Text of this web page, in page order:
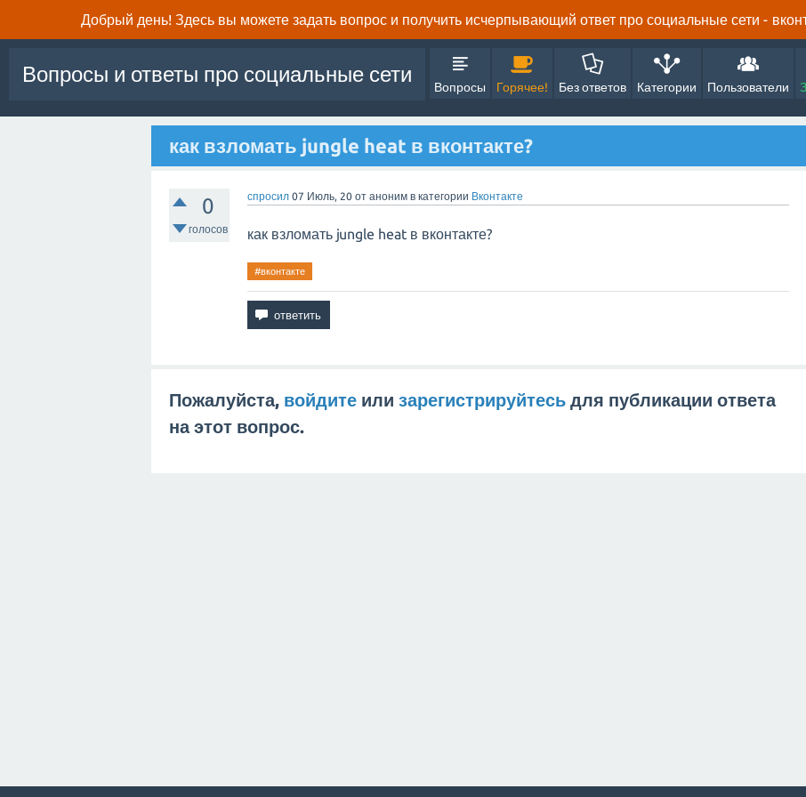
Добрый день! Здесь вы можете задать вопрос и получить исчерпывающий ответ про социальные сети -
Вопросы и ответы про социальные сети
Вопросы Горячее! Без ответов Категории Пользователи
как взломать jungle heat в вконтакте?
0
голосов
спросил 07 Июль, 20 от аноним в категории Вконтакте
как взломать jungle heat в вконтакте?
#вконтакте
Пожалуйста, войдите или зарегистрируйтесь для публикации ответа
на этот вопрос.